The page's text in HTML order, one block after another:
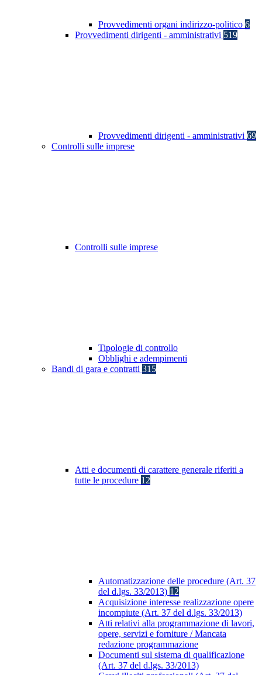
Provvedimenti organi indirizzo-politico 6
Provvedimenti dirigenti - amministrativi 519
Provvedimenti dirigenti - amministrativi 69
Controlli sulle imprese
Controlli sulle imprese
Tipologie di controllo
Obblighi e adempimenti
Bandi di gara e contratti 315
Atti e documenti di carattere generale riferiti a
tutte le procedure 12
Automatizzazione delle procedure (Art. 37
del d.lgs. 33/2013) 12
Acquisizione interesse realizzazione opere
incompiute (Art. 37 del d.lgs. 33/2013)
Atti relativi alla programmazione di lavori,
opere, servizi e forniture / Mancata
redazione programmazione
Documenti sul sistema di qualificazione
(Art. 37 del d.lgs. 33/2013)